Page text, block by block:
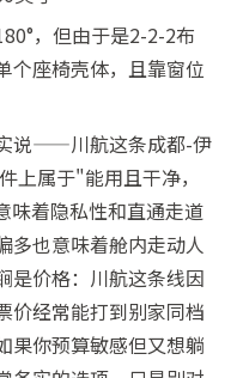
，但由于是2-2-2布
个座椅壳体，且靠窗位
说——川航这条成都-伊
上属于"能用且干净，
味着隐私性和直通走道
多也意味着舱内走动人
是价格：川航这条线因
价经常能打到别家同档
果你预算敏感但又想躺